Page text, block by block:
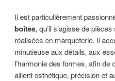
Il est particulièrement
boîtes, qu’il s’agisse de
réalisées en marqueterie. Il
minutieuse aux détails, aux
l’harmonie des formes, afin
allient esthétique, précision et